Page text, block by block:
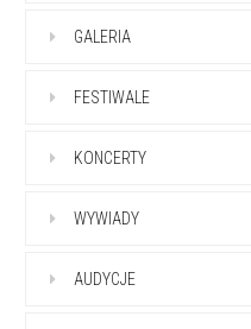
GALERIA
FESTIWALE
KONCERTY
WYWIADY
AUDYCJE